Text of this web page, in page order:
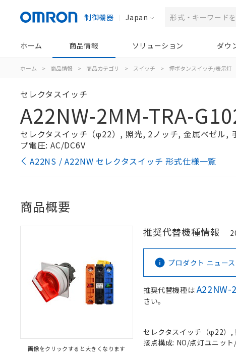
制御機器 Japan
ホーム 商品情報 ソリューション ダウ
ホーム > 商品情報 > 商品カテゴリ > スイッチ > 押ボタンスイッチ/表示灯
セレクタスイッチ
A22NW-2MM-TRA-
セレクタスイッチ（φ22）, 照光, 2ノッチ, 金属ベゼル,
プ電圧: AC/DC6V
A22NS / A22NW セレクタスイッチ 形式仕様一覧
商品概要
画像をクリックすると大きくなります
推奨代替機種情報
プロダクト ニュー
推奨代替機種はA22NW-
さい。
セレクタスイッチ（φ22）,
接点構成: NO/点灯ユニッ